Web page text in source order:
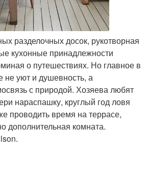
разделочных досок, рукотворная
кухонные принадлежности
о путешествиях. Но главное в
не уют и душевность, а
с природой. Хозяева любят
нараспашку, круглый год ловя
проводить время на террасе,
дополнительная комната.